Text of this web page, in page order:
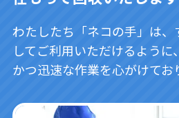
わたしたち「ネコの手」は
してご利用いただけるよう
かつ迅速な作業を心がけてお